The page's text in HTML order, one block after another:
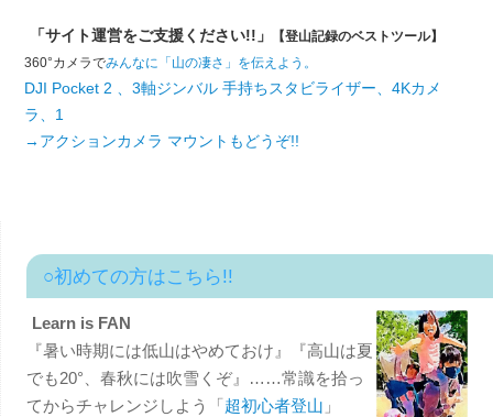
「サイト運営をご支援ください!!」
【登山記録のベストツール】
360°カメラでみんなに「山の凄さ」を伝えよう。
DJI Pocket 2 、3軸ジンバル 手持ちスタビライザー、4Kカメ
ラ、1
→アクションカメラ マウントもどうぞ!!
○初めての方はこちら!!
Learn is FAN
『暑い時期には低山はやめておけ』『高山は夏
でも20°、春秋には吹雪くぞ』……常識を拾っ
てからチャレンジしよう「超初心者登山 」